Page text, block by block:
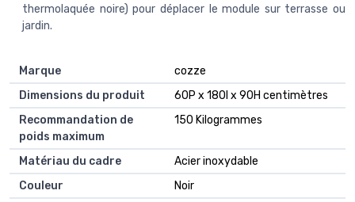
thermolaquée noire) pour déplacer le module sur terrasse ou
jardin.
Marque
cozze
Dimensions du produit
60P x 180l x 90H centimètres
Recommandation de
poids maximum
150 Kilogrammes
Matériau du cadre
Acier inoxydable
Couleur
Noir